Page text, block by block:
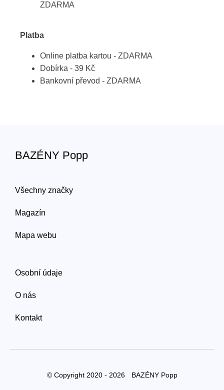
ZDARMA
Platba
Online platba kartou - ZDARMA
Dobírka - 39 Kč
Bankovní převod - ZDARMA
BAZÉNY Popp
Všechny značky
Magazín
Mapa webu
Osobní údaje
O nás
Kontakt
© Copyright 2020 - 2026 BAZÉNY Popp